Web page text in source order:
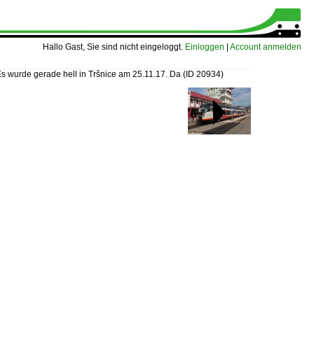
Hallo Gast, Sie sind nicht eingeloggt. Einloggen Account anmelden
wurde gerade hell in Tršnice am 25.11.17. Da (ID 20934)